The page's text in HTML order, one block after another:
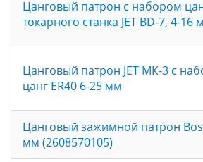
Цанговый патрон с набором
токарного станка JET BD-7, 4-16
Цанговый патрон JET МК-3 с
цанг ER40 6-25 мм
Цанговый зажимной патрон
мм (2608570105)